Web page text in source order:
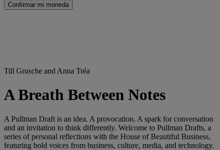
Confirmar mi moneda
Till Grusche and Anna Tréa
A Breath Between Notes
A Pullman Draft is an idea. A provocation. A spark for conversation
and an invitation to think differently. Welcome to Pullman Drafts, a
series of personal reflections with the House of Beautiful Business,
featuring bold voices from business, culture, media, and technology.